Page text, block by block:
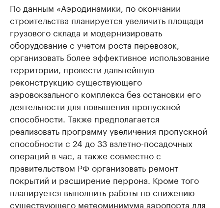
По данным «Аэродинамики, по окончании
строительства планируется увеличить площади
грузового склада и модернизировать
оборудование с учетом роста перевозок,
организовать более эффективное использование
территории, провести дальнейшую
реконструкцию существующего
аэровокзального комплекса без остановки его
деятельности для повышения пропускной
способности. Также предполагается
реализовать программу увеличения пропускной
способности с 24 до 33 взлетно-посадочных
операций в час, а также совместно с
правительством РФ организовать ремонт
покрытий и расширение перрона. Кроме того
планируется выполнить работы по снижению
существующего метеоминимума аэропорта для